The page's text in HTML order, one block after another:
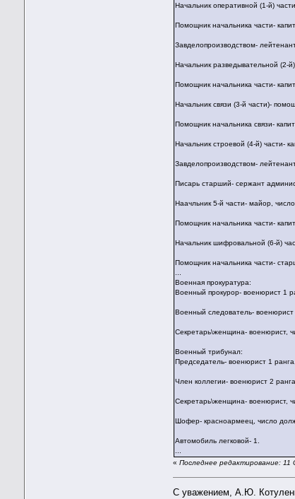
Начальник оперативной (1-й)
Помощник начальника части-
Завделопроизводством-
Начальник разведывательной (2-
Помощник начальника части-
Начальник связи (3-й части)-
Помощник начальника связи-
Начальник строевой (4-й) части-
Завделопроизводством-
Писарь старший- сержант
Наачльник 5-й части- майор,
Помощник начальника части-
Начальник шифровальной (6-й)
Помощник начальника части-
Военная прокуратура:
Военный прокурор- военюрист 1
Военный следователь-
Секретарь\женщина- военюрист,
Военный трибунал:
Председатель- военюрист 1
Член коллегии- военюрист 2
Секретарь\женщина- военюрист,
Шофер- красноармеец, число
Автомобиль легковой- 1.
«Последнее редактирование:
С уважением, А.Ю.